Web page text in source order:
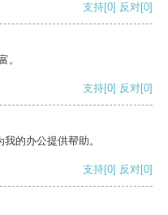
支持[0] 反对[0]
。
支持[0] 反对[0]
的办公提供帮助。
支持[0] 反对[0]